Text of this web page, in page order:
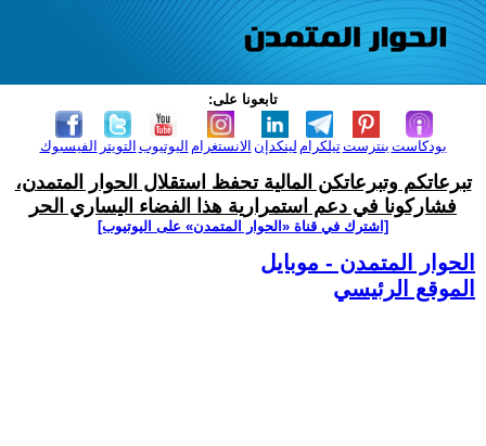
تابعونا على:
الفيسبوك التويتر اليوتيوب الانستغرام لينكدإن تيلكرامبنترست بودكاست
تبرعاتكم وتبرعاتكن المالية تحفظ استقلال الحوار المتمدن،
فشاركونا في دعم استمرارية هذا الفضاء اليساري الحر
[اشترك في قناة ‫«الحوار المتمدن» على اليوتيوب]
الحوار المتمدن - موبايل
الموقع الرئيسي